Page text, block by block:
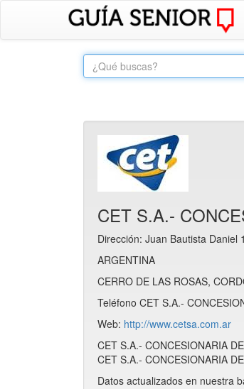
CET S.A.-
Dirección: Juan Bautista Daniel
ARGENTINA
CERRO DE LAS ROSAS,
Teléfono CET S.A.-
Web: http://www.cetsa.com.ar
CET S.A.- CONCESIONARIA
CET S.A.- CONCESIONARIA
Datos actualizados en nuestra